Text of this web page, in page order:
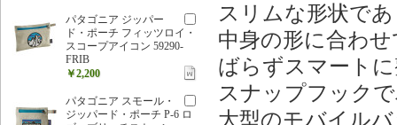
スリムな形状で
中身の形に合わ
ばらずスマート
スナップフック
大型のモバイル
パタゴニア ジッパー
ド・ポーチ フィッツロイ・
スコープアイコン 59290-
FRIB
￥2,200
パタゴニア スモール・
ジッパード・ポーチ P-6 ロ